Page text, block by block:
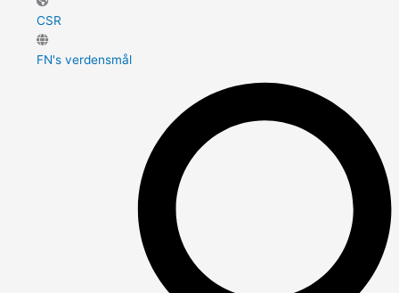
CSR
FN's verdensmål